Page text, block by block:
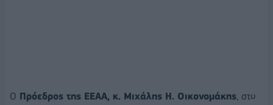
Ο Πρόεδρος της ΕΕΑΑ, κ. Μιχάλης Η. Οικονομάκης , στο